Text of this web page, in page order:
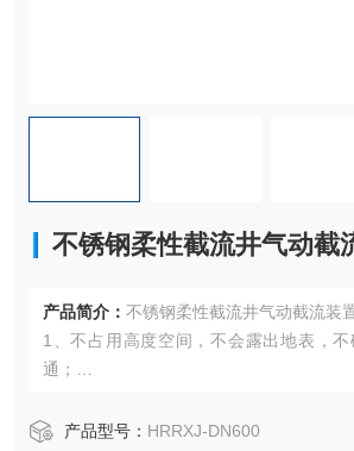
不锈钢柔性截流井气动截
产品简介： 不锈钢柔性截流井气动截流装
1、不占用高度空间，不会露出地表，
通；
风险；产品型号： HRRXJ-DN600